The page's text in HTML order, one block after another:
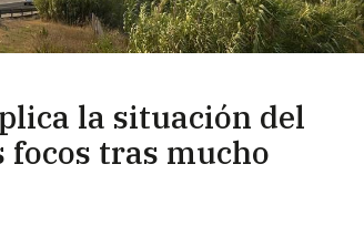
la situación del
focos tras mucho